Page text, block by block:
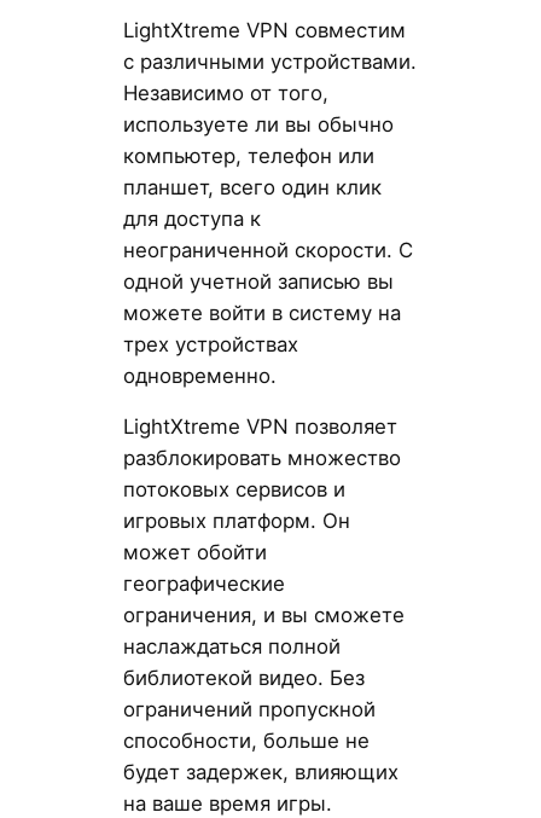
LightXtreme VPN совместим
с различными устройствами.
Независимо от того,
используете ли вы обычно
компьютер, телефон или
планшет, всего один клик
для доступа к
неограниченной скорости. С
одной учетной записью вы
можете войти в систему на
трех устройствах
одновременно.
LightXtreme VPN позволяет
разблокировать множество
потоковых сервисов и
игровых платформ. Он
может обойти
географические
ограничения, и вы сможете
наслаждаться полной
библиотекой видео. Без
ограничений пропускной
способности, больше не
будет задержек, влияющих
на ваше время игры.